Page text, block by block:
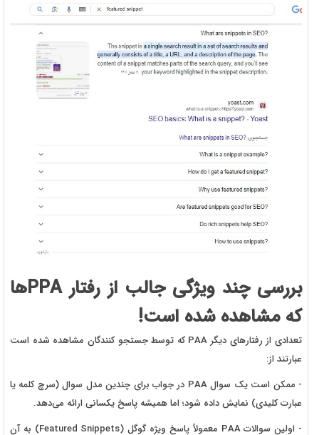
بررسی چند ویژگی جالب از رفتار PPAها
که مشاهده شده است!
تعدادی از رفتارهای دیگر PAA که توسط جستجو کنندگان مشاهده شده است
عبارتند از:
- ممکن است یک سوال PAA در جواب برای چندین مدل سوال (سرچ کلمه یا
عبارت کلیدی) نمایش داده شود؛ اما همیشه پاسخ یکسانی ارائه می‌دهد.
- اولین سوالات PAA معمولاً پاسخ ویژه گوگل (Featured Snippets) به آن